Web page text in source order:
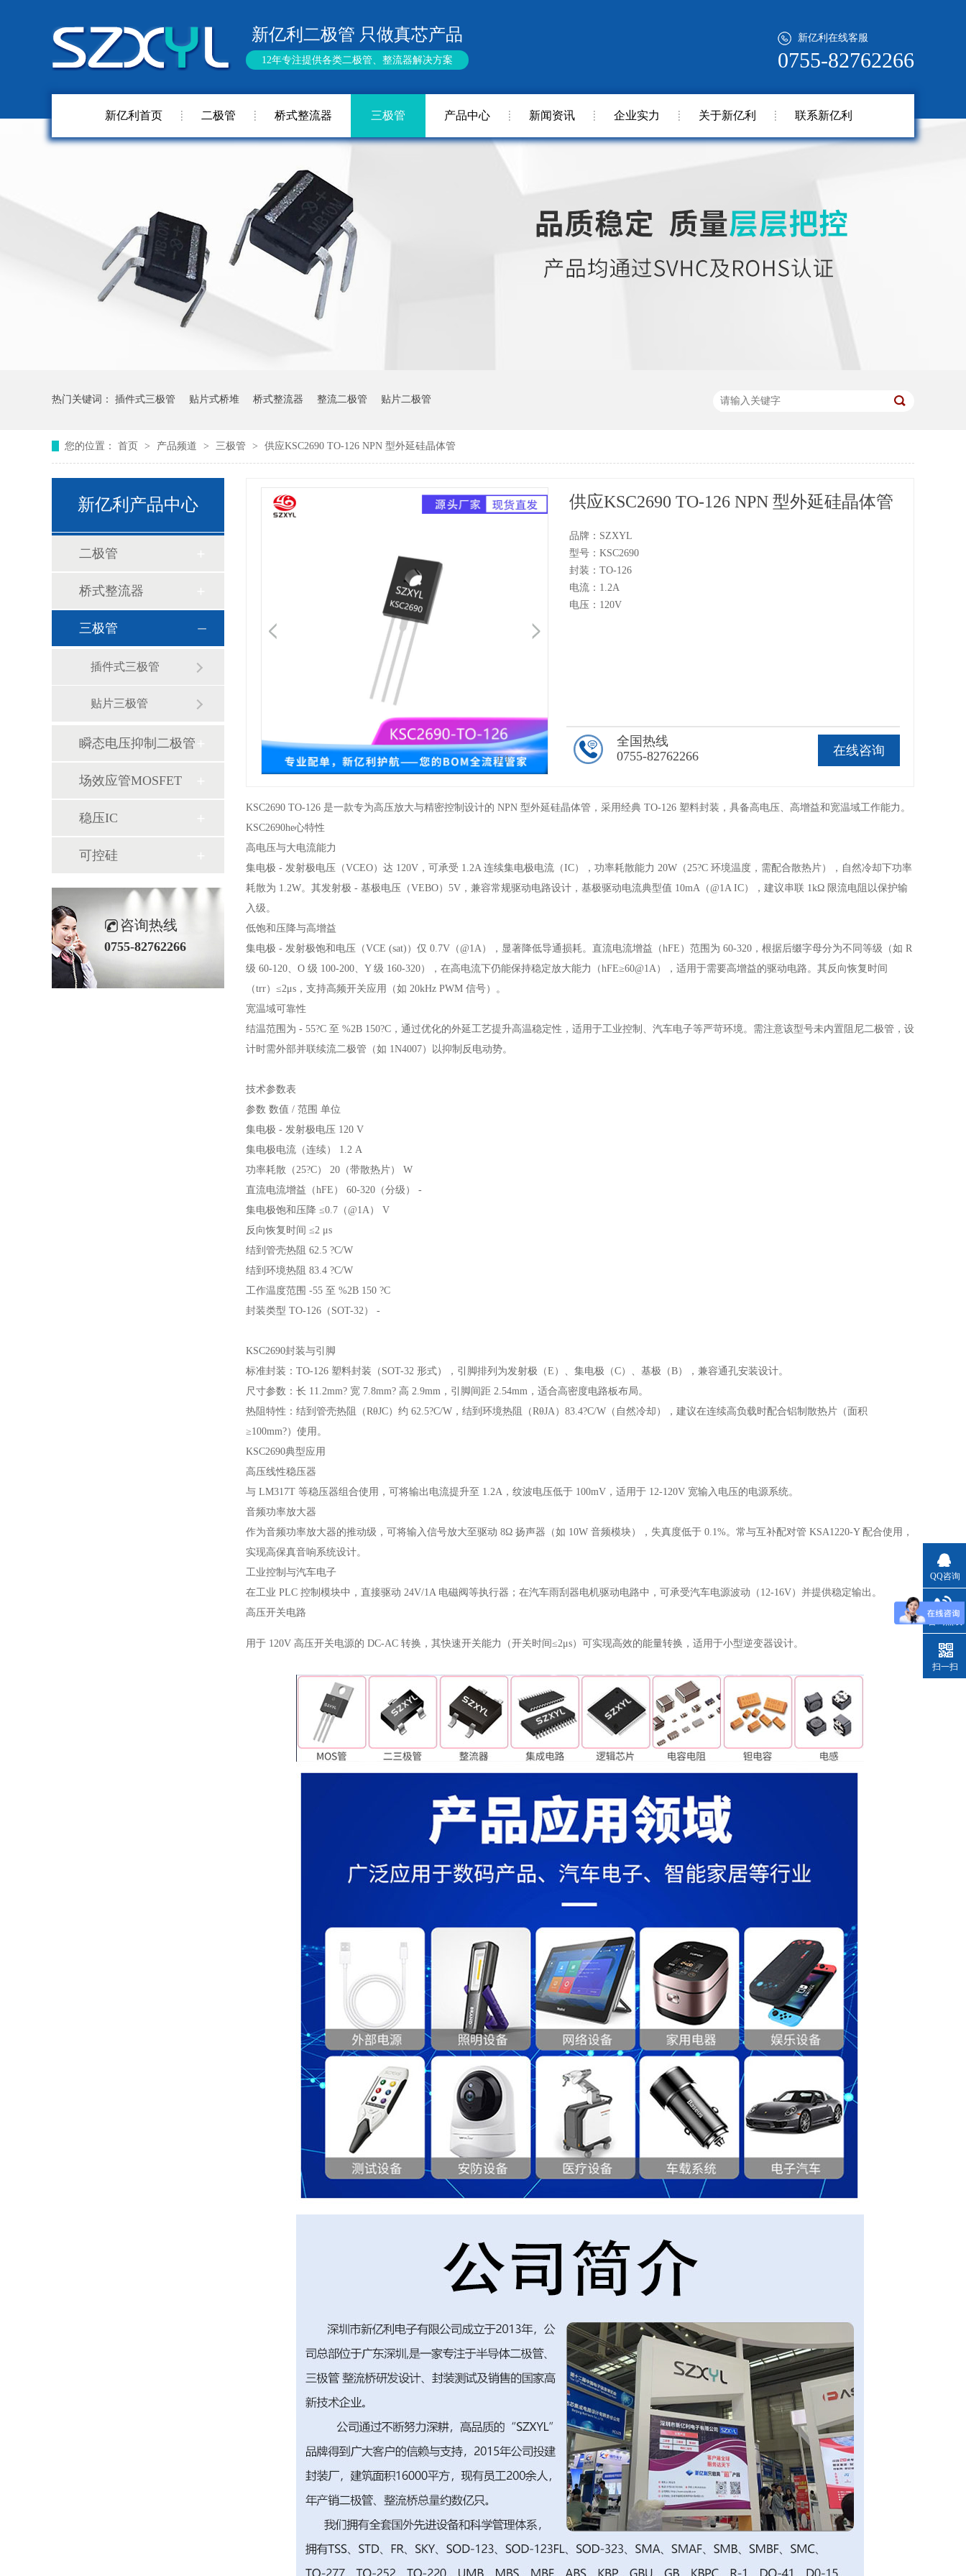
新亿利在线客服
0755-82762266
新亿利二极管 只做真芯产品
12年专注提供各类二极管、整流器解决方案
新亿利首页 二极管 桥式整流器 三极管 产品中心 新闻资讯 企业实力 关于新亿利 联系新亿利
热门关键词： 插件式三极管 贴片式桥堆 桥式整流器 整流二极管 贴片二极管
您的位置： 首页 > 产品频道 > 三极管 > 供应KSC2690 TO-126 NPN 型外延硅晶体管
新亿利产品中心
二极管
桥式整流器
三极管
插件式三极管
贴片三极管
瞬态电压抑制二极管
场效应管MOSFET
稳压IC
可控硅
咨询热线
0755-82762266
1/1
供应KSC2690 TO-126 NPN 型外延硅晶体管
品牌：SZXYL
型号：KSC2690
封装：TO-126
电流：1.2A
电压：120V
在线咨询
全国热线
0755-82762266
KSC2690 TO-126 是一款专为高压放大与精密控制设计的 NPN 型外延硅晶体管，采用经典 TO-126 塑料封装，具备高电压、高增益和宽温域工作能力。
KSC2690he心特性
高电压与大电流能力
集电极 - 发射极电压（VCEO）达 120V，可承受 1.2A 连续集电极电流（IC），功率耗散能力 20W（25?C 环境温度，需配合散热片），自然冷却下功率
耗散为 1.2W。其发射极 - 基极电压（VEBO）5V，兼容常规驱动电路设计，基极驱动电流典型值 10mA（@1A IC），建议串联 1kΩ 限流电阻以保护输
入级。
低饱和压降与高增益
集电极 - 发射极饱和电压（VCE (sat)）仅 0.7V（@1A），显著降低导通损耗。直流电流增益（hFE）范围为 60-320，根据后缀字母分为不同等级（如 R
级 60-120、O 级 100-200、Y 级 160-320），在高电流下仍能保持稳定放大能力（hFE≥60@1A），适用于需要高增益的驱动电路。其反向恢复时间
（trr）≤2μs，支持高频开关应用（如 20kHz PWM 信号）。
宽温域可靠性
结温范围为 - 55?C 至 %2B 150?C，通过优化的外延工艺提升高温稳定性，适用于工业控制、汽车电子等严苛环境。需注意该型号未内置阻尼二极管，设
计时需外部并联续流二极管（如 1N4007）以抑制反电动势。
技术参数表
参数 数值 / 范围 单位
集电极 - 发射极电压 120 V
集电极电流（连续） 1.2 A
功率耗散（25?C） 20（带散热片） W
直流电流增益（hFE） 60-320（分级） -
集电极饱和压降 ≤0.7（@1A） V
反向恢复时间 ≤2 μs
结到管壳热阻 62.5 ?C/W
结到环境热阻 83.4 ?C/W
工作温度范围 -55 至 %2B 150 ?C
封装类型 TO-126（SOT-32） -
KSC2690封装与引脚
标准封装：TO-126 塑料封装（SOT-32 形式），引脚排列为发射极（E）、集电极（C）、基极（B），兼容通孔安装设计。
尺寸参数：长 11.2mm? 宽 7.8mm? 高 2.9mm，引脚间距 2.54mm，适合高密度电路板布局。
热阻特性：结到管壳热阻（RθJC）约 62.5?C/W，结到环境热阻（RθJA）83.4?C/W（自然冷却），建议在连续高负载时配合铝制散热片（面积
≥100mm?）使用。
KSC2690典型应用
高压线性稳压器
与 LM317T 等稳压器组合使用，可将输出电流提升至 1.2A，纹波电压低于 100mV，适用于 12-120V 宽输入电压的电源系统。
音频功率放大器
作为音频功率放大器的推动级，可将输入信号放大至驱动 8Ω 扬声器（如 10W 音频模块），失真度低于 0.1%。常与互补配对管 KSA1220-Y 配合使用，
实现高保真音响系统设计。
工业控制与汽车电子
在工业 PLC 控制模块中，直接驱动 24V/1A 电磁阀等执行器；在汽车雨刮器电机驱动电路中，可承受汽车电源波动（12-16V）并提供稳定输出。
高压开关电路
用于 120V 高压开关电源的 DC-AC 转换，其快速开关能力（开关时间≤2μs）可实现高效的能量转换，适用于小型逆变器设计。
QQ咨询
扫一扫